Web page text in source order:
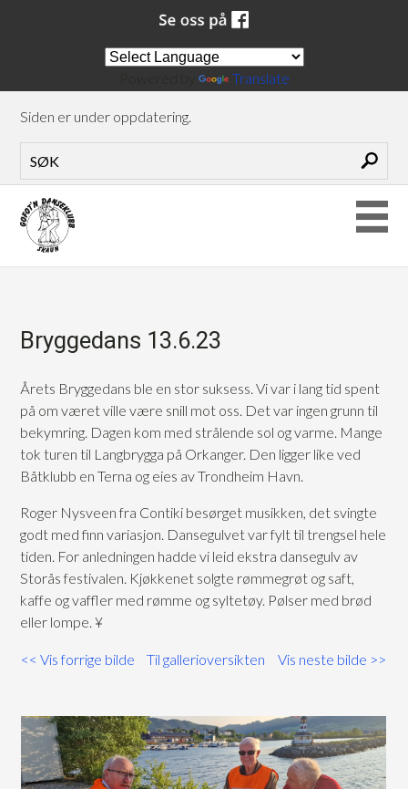
Siden er under oppdatering.
Bryggedans 13.6.23
Årets Bryggedans ble en stor suksess. Vi var i lang tid spent
på om været ville være snill mot oss. Det var ingen grunn til
bekymring. Dagen kom med strålende sol og varme. Mange
tok turen til Langbrygga på Orkanger. Den ligger like ved
Båtklubb en Terna og eies av Trondheim Havn.
Roger Nysveen fra Contiki besørget musikken, det svingte
godt med finn variasjon. Dansegulvet var fylt til trengsel hele
tiden. For anledningen hadde vi leid ekstra dansegulv av
Storås festivalen. Kjøkkenet solgte rømmegrøt og saft,
kaffe og vaffler med rømme og syltetøy. Pølser med brød
eller lompe. ¥
<< Vis forrige bilde Til gallerioversikten Vis neste bilde >>
Translate